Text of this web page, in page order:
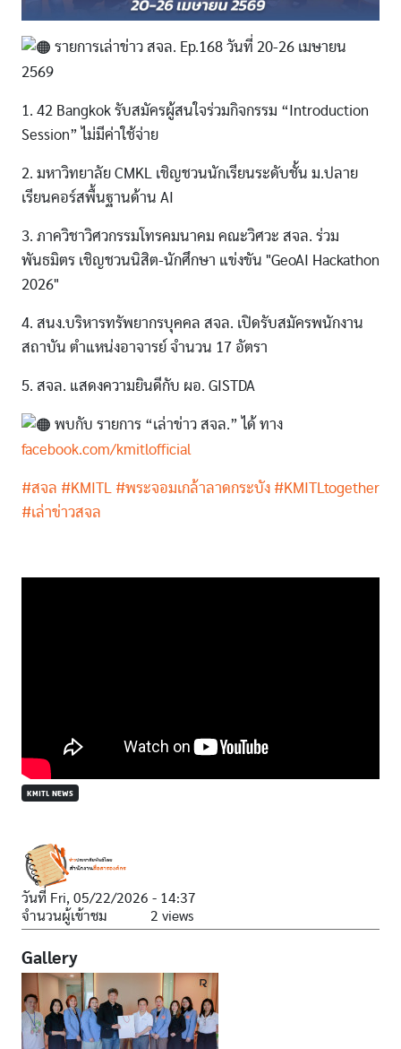
รายการเล่าข่าว สจล. Ep.168 วันที่ 20-26 เมษายน
2569
1. 42 Bangkok รับสมัครผู้สนใจร่วมกิจกรรม “Introduction
Session” ไม่มีค่าใช้จ่าย
2. มหาวิทยาลัย CMKL เชิญชวนนักเรียนระดับชั้น ม.ปลาย
เรียนคอร์สพื้นฐานด้าน AI
3. ภาควิชาวิศวกรรมโทรคมนาคม คณะวิศวะ สจล. ร่วม
พันธมิตร เชิญชวนนิสิต-นักศึกษา แข่งขัน "GeoAI Hackathon
2026"
4. สนง.บริหารทรัพยากรบุคคล สจล. เปิดรับสมัครพนักงาน
สถาบัน ตำแหน่งอาจารย์ จำนวน 17 อัตรา
5. สจล. แสดงความยินดีกับ ผอ. GISTDA
พบกับ รายการ “เล่าข่าว สจล.” ได้ ทาง
facebook.com/kmitlofficial
#สจล #KMITL #พระจอมเกล้าลาดกระบัง #KMITLtogether
#เล่าข่าวสจล
KMITL NEWS
วันที่ Fri, 05/22/2026 - 14:37
จำนวนผู้เข้าชม
2 views
Gallery